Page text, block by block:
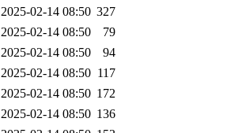
2025-02-14 08:50 327
2025-02-14 08:50
79
2025-02-14 08:50
94
2025-02-14 08:50 117
2025-02-14 08:50 172
2025-02-14 08:50 136